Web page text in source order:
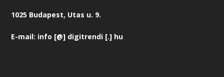
1025 Budapest, Utas u. 9.
E-mail: info [@] digitrendi [.] hu